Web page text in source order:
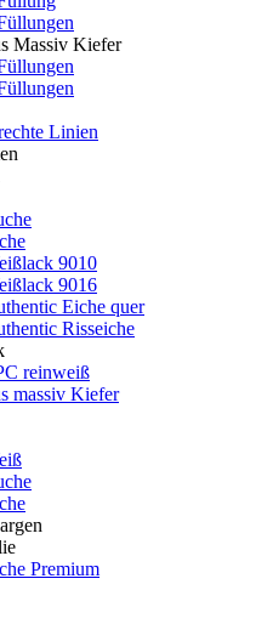
Massiv Kiefer
Linien
9010
9016
Eiche quer
Risseiche
reinweiß
massiv Kiefer
Premium